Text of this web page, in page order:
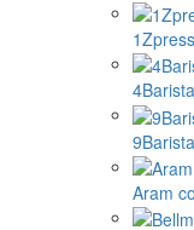
4Barista
9Barista
Aram